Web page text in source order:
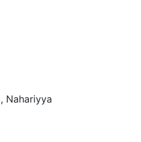
Nahariyya